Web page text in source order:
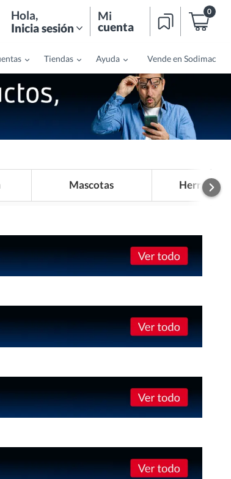
Hola,
Inicia sesión
Mi
cuenta
0
Tiendas Ayuda Vende en Sodimac
Mascotas